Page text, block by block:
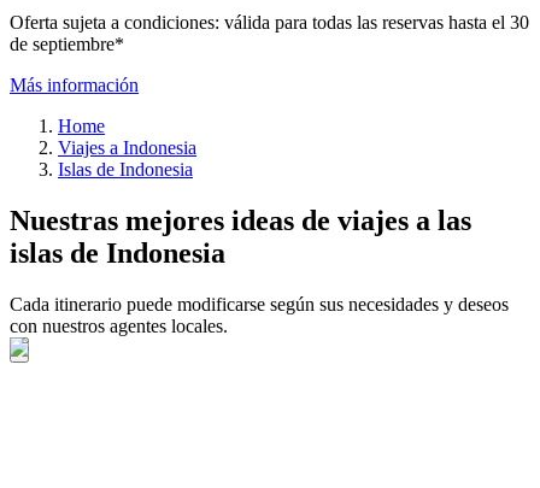
Oferta sujeta a condiciones: válida para todas las reservas hasta el 30
de septiembre*
Más información
Home
Viajes a Indonesia
Islas de Indonesia
Nuestras mejores ideas de viajes a las
islas de Indonesia
Cada itinerario puede modificarse según sus necesidades y deseos
con nuestros agentes locales.